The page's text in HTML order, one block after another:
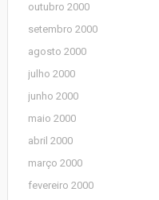
outubro 2000
setembro 2000
agosto 2000
julho 2000
junho 2000
maio 2000
abril 2000
março 2000
fevereiro 2000